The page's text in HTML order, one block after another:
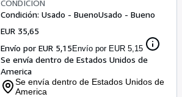
CONDICIÓN
Condición: Usado - BuenoUsado - Bueno
EUR 35,65
Envío por EUR 5,15Envío por EUR 5,15
Se envía dentro de Estados Unidos de
America
Se envía dentro de Estados Unidos de
America